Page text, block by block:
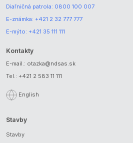
Diaľničná patrola: 0800 100 007
E-známka: +421 2 32 777 777
E-mýto: +421 35 111 111
Kontakty
E-mail.: otazka@ndsas.sk
Tel.: +421 2 583 11 111
English
Stavby
Stavby